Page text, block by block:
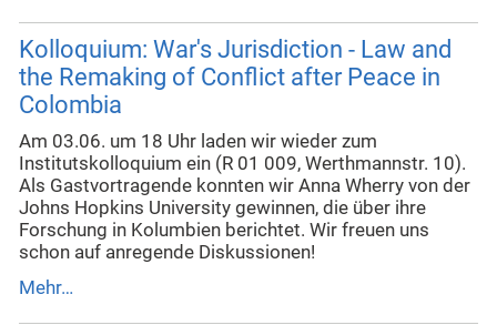
Kolloquium: War's Jurisdiction - Law and
the Remaking of Conflict after Peace in
Colombia
Am 03.06. um 18 Uhr laden wir wieder zum
Institutskolloquium ein (R 01 009, Werthmannstr. 10).
Als Gastvortragende konnten wir Anna Wherry von der
Johns Hopkins University gewinnen, die über ihre
Forschung in Kolumbien berichtet. Wir freuen uns
schon auf anregende Diskussionen!
Mehr…